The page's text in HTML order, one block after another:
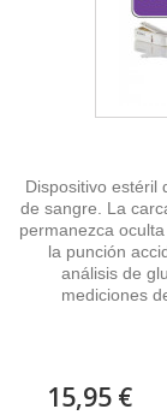
Dispositivo estéril
de sangre. La
permanezca
la punción
análisis de
mediciones
15,95 €